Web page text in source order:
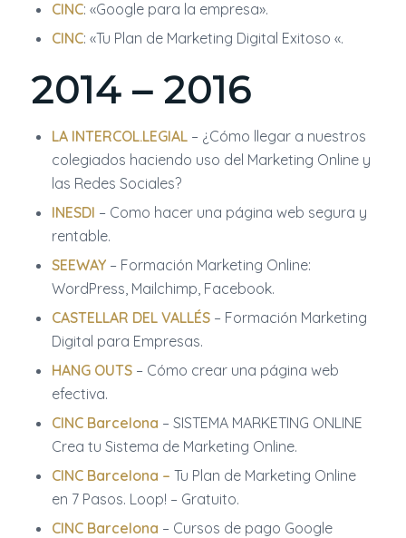
CINC: «Google para la empresa».
CINC: «Tu Plan de Marketing Digital Exitoso «.
2014 – 2016
LA INTERCOL.LEGIAL – ¿Cómo llegar a nuestros
colegiados haciendo uso del Marketing Online y
las Redes Sociales?
INESDI – Como hacer una página web segura y
rentable.
SEEWAY – Formación Marketing Online:
WordPress, Mailchimp, Facebook.
CASTELLAR DEL VALLÉS – Formación Marketing
Digital para Empresas.
HANG OUTS– Cómo crear una página web
efectiva.
CINC Barcelona – SISTEMA MARKETING ONLINE
Crea tu Sistema de Marketing Online.
CINC Barcelona – Tu Plan de Marketing Online
en 7 Pasos. Loop! – Gratuito.
CINC Barcelona – Cursos de pago Google